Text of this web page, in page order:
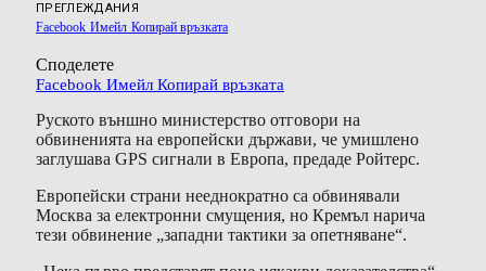
ПРЕГЛЕЖДАНИЯ
Facebook Имейл Копирай връзката
Споделете
Facebook Имейл Копирай връзката
Руското външно министерство отговори на
обвиненията на европейски държави, че умишлено
заглушава GPS сигнали в Европа, предаде Ройтерс.
Европейски страни нееднократно са обвинявали
Москва за електронни смущения, но Кремъл нарича
тези обвинение „западни тактики за опетняване“.